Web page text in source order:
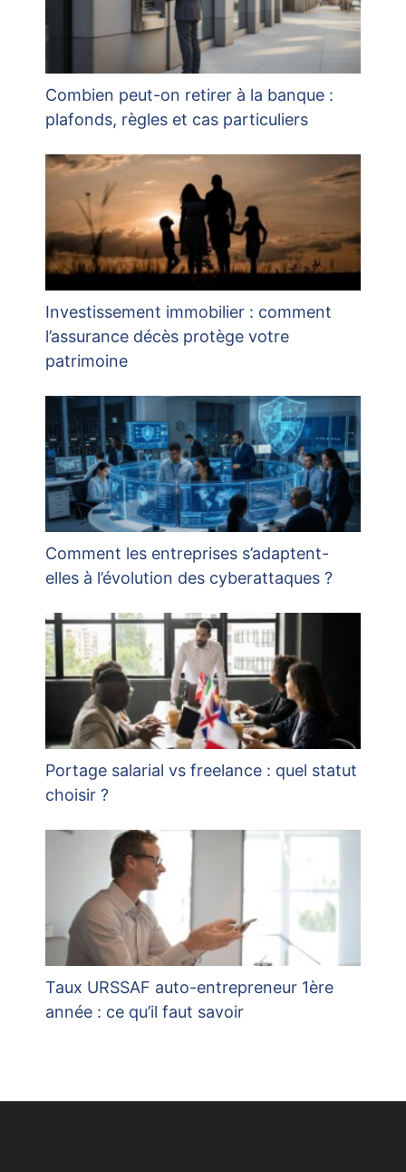
Combien peut-on retirer à la banque :
plafonds, règles et cas particuliers
Investissement immobilier : comment
l’assurance décès protège votre
patrimoine
Comment les entreprises s’adaptent-
elles à l’évolution des cyberattaques ?
Portage salarial vs freelance : quel statut
choisir ?
Taux URSSAF auto-entrepreneur 1ère
année : ce qu’il faut savoir